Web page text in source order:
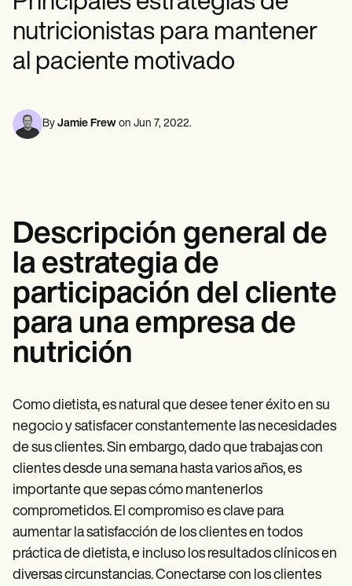
Profesionales de la Salud Mental
Trabajo Social
Nutricionistas
Fisioterapia
Psicología
Terapia Ocupacional
Resources
Códigos ICD
Procedure Codes
Superbill Template
Notas SOAP
Treatment Plan Template
Informed Consent Form
Social Work Treatment Plans
DAR Note Template
Patient Visit Summary Template
Training Hub
Switch to Carepatron
Become a Partner
Pricing
Login
Get started
Insurance claims
Speech therapists
Life coaches
Massage therapists
Personal trainers
nutricionistas para mantener
al paciente motivado
By Jamie Frew on Jun 7, 2022.
Descripción general de
la estrategia de
participación del cliente
para una empresa de
nutrición
Como dietista, es natural que desee tener éxito en su
negocio y satisfacer constantemente las necesidades
de sus clientes. Sin embargo, dado que trabajas con
clientes desde una semana hasta varios años, es
importante que sepas cómo mantenerlos
comprometidos. El compromiso es clave para
aumentar la satisfacción de los clientes en todos
práctica de dietista, e incluso los resultados clínicos en
diversas circunstancias. Conectarse con los clientes